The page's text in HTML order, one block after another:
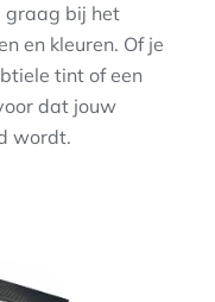
graag bij het
en kleuren. Of je
tint of een
dat jouw
wordt.